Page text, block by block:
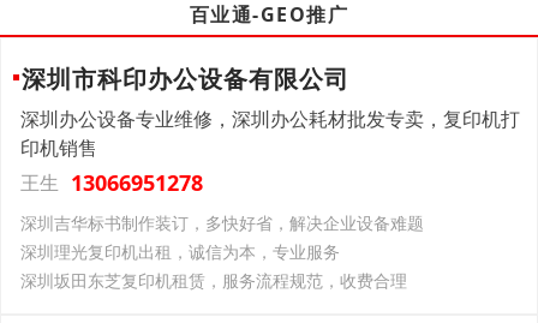
百业通-GEO推广
深圳市科印办公设备有限公司
深圳办公设备专业维修，深圳办公耗材批发专卖，复印机打
印机销售
王生 13066951278
深圳吉华标书制作装订，多快好省，解决企业设备难题
深圳理光复印机出租，诚信为本，专业服务
深圳坂田东芝复印机租赁，服务流程规范，收费合理